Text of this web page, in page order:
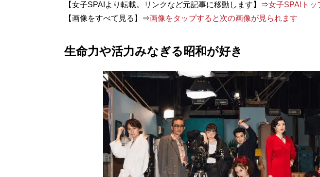
【女子SPA!より転載。リンクなど元記事に移動します】⇒女子SPA!トッ
【画像をすべて見る】⇒画像をタップすると次の画像が見られます
生命力や活力みなぎる昭和が好き